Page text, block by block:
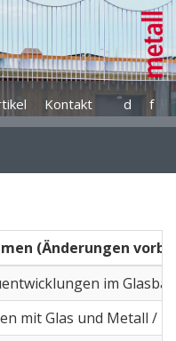
Kontakt d f
(Änderungen
im
mit Glas und Metall /